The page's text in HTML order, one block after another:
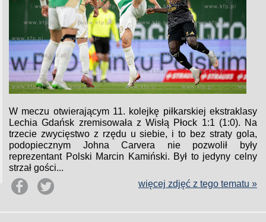
W meczu otwierającym 11. kolejkę piłkarskiej ekstraklasy
Lechia Gdańsk zremisowała z Wisłą Płock 1:1 (1:0). Na
trzecie zwycięstwo z rzędu u siebie, i to bez straty gola,
podopiecznym Johna Carvera nie pozwolił były
reprezentant Polski Marcin Kamiński. Był to jedyny celny
strzał gości...
więcej zdjęć z tego tematu »